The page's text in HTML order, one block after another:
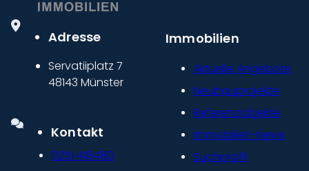
Adresse
Servatiiplatz 7
48143 Münster
Kontakt
0251 418480
Immobilien
Aktuelle Angebote
Neubauprojekte
Referenzobjekte
Immobilien-News
Suchprofil